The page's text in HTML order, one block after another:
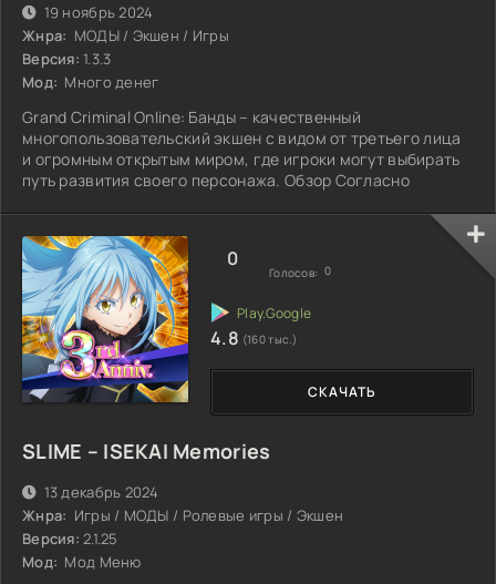
19 ноябрь 2024
Жнра: МОДЫ / Экшен / Игры
Версия: 1.3.3
Мод: Много денег
Grand Criminal Online: Банды – качественный
многопользовательский экшен с видом от третьего лица
и огромным открытым миром, где игроки могут выбирать
путь развития своего персонажа. Обзор Согласно
SLIME – ISEKAI Memories
13 декабрь 2024
Жнра: Игры / МОДЫ / Ролевые игры / Экшен
Версия: 2.1.25
Мод: Мод Меню
СКАЧАТЬ
0
Голосов: 0
4.8 (160 тыс.)